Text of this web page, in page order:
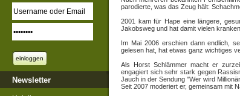
Newsletter
parodierte, was das Zeug hält:
2001 kam für Hape eine längere,
Jakobsweg und hat damit vielen
Im Mai 2006 erschien dann endlich,
gelesen hat, hat etwas ganz wichtiges
Als Horst Schlämmer macht er
engagiert sich sehr stark gegen
Jauch in der Sendung "Wer wird
Seit 2007 moderiert er, gemeinsam mit